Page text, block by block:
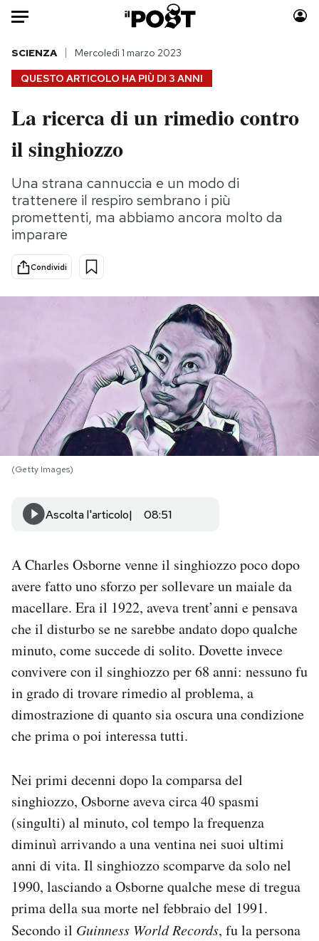
Auto
HOME
Italia
Politica
Tecnologia
Internet
Scienza
Cultura
Economia
Moda
Storie/Idee
Ok Boomer!
Media
NEWSLETTER
I MIEI PREFERITI
AREA PERSONALE
Area Personale
Newsletter
Notifiche mobile
Regala il Post
Hai bisogno di aiuto?
QUESTO ARTICOLO HA PIÙ DI 3 ANNI
SCIENZA Mercoledì 1 marzo 2023
La ricerca di un rimedio contro
il singhiozzo
Una strana cannuccia e un modo di
trattenere il respiro sembrano i più
promettenti, ma abbiamo ancora molto da
imparare
Condividi
(Getty Images)
Ascolta l'articolo 08:51
A Charles Osborne venne il singhiozzo poco dopo
avere fatto uno sforzo per sollevare un maiale da
macellare. Era il 1922, aveva trent’anni e pensava
che il disturbo se ne sarebbe andato dopo qualche
minuto, come succede di solito. Dovette invece
convivere con il singhiozzo per 68 anni: nessuno fu
in grado di trovare rimedio al problema, a
dimostrazione di quanto sia oscura una condizione
che prima o poi interessa tutti.
Nei primi decenni dopo la comparsa del
singhiozzo, Osborne aveva circa 40 spasmi
(singulti) al minuto, col tempo la frequenza
diminuì arrivando a una ventina nei suoi ultimi
anni di vita. Il singhiozzo scomparve da solo nel
1990, lasciando a Osborne qualche mese di tregua
prima della sua morte nel febbraio del 1991.
Secondo il Guinness World Records, fu la persona